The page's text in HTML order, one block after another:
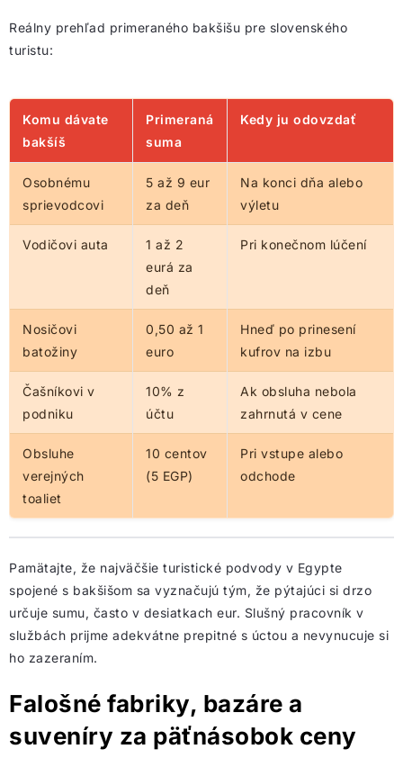
Reálny prehľad primeraného bakšišu pre slovenského
turistu:
Komu dávate
bakšíš
Primeraná
suma
Kedy ju odovzdať
Osobnému
sprievodcovi
5 až 9 eur
za deň
Na konci dňa alebo
výletu
Vodičovi auta
1 až 2
eurá za
deň
Pri konečnom lúčení
Nosičovi
batožiny
0,50 až 1
euro
Hneď po prinesení
kufrov na izbu
Čašníkovi v
podniku
10% z
účtu
Ak obsluha nebola
zahrnutá v cene
Obsluhe
verejných
toaliet
10 centov
(5 EGP)
Pri vstupe alebo
odchode
Pamätajte, že najväčšie turistické podvody v Egypte
spojené s bakšišom sa vyznačujú tým, že pýtajúci si drzo
určuje sumu, často v desiatkach eur. Slušný pracovník v
službách prijme adekvátne prepitné s úctou a nevynucuje si
ho zazeraním.
Falošné fabriky, bazáre a
suveníry za päťnásobok ceny